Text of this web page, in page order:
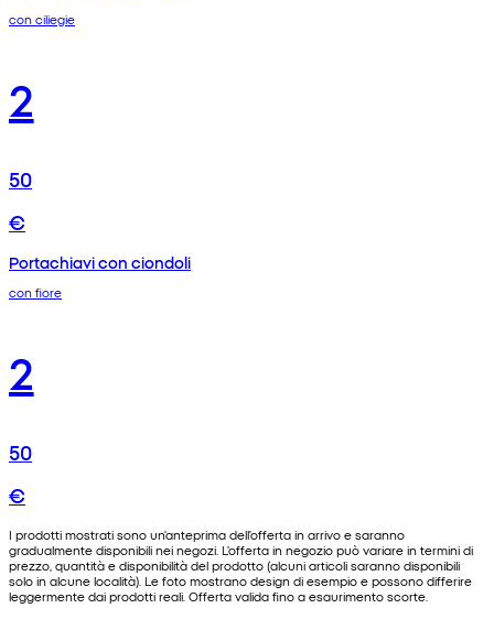
con ciliegie
2
50
€
Portachiavi con ciondoli
con fiore
2
50
€
I prodotti mostrati sono un'anteprima dell'offerta in arrivo e saranno
gradualmente disponibili nei negozi. L'offerta in negozio può variare in termini di
prezzo, quantità e disponibilità del prodotto (alcuni articoli saranno disponibili
solo in alcune località). Le foto mostrano design di esempio e possono differire
leggermente dai prodotti reali. Offerta valida fino a esaurimento scorte.